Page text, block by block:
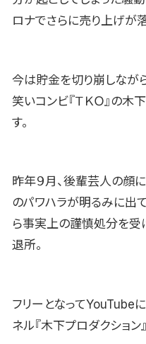
ロナでさらに売り上げが落
今は貯金を切り崩しなが
笑いコンビ『ＴＫＯ』の木
す。
昨年９月、後輩芸人の顔
のパワハラが明るみに出
ら事実上の謹慎処分を受
退所。
フリーとなってYouTube
ネル『木下プロダクション